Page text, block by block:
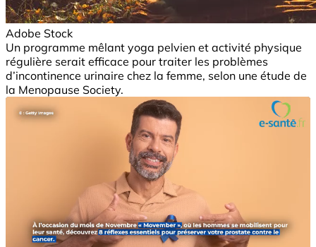
Adobe Stock
Un programme mêlant yoga pelvien et activité physique
régulière serait efficace pour traiter les problèmes
d’incontinence urinaire chez la femme, selon une étude de
la Menopause Society.